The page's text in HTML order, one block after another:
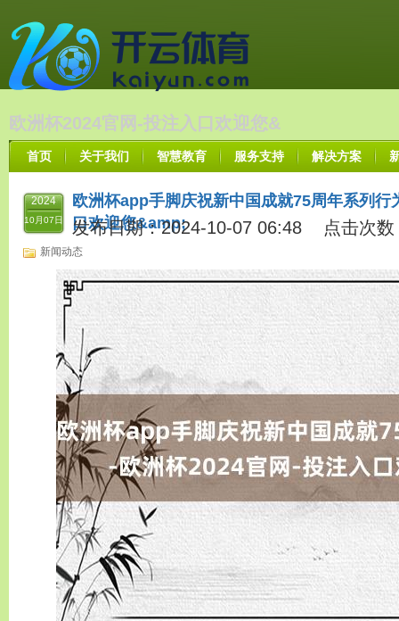
欧洲杯2024官网-投注入口欢迎您&
首页 关于我们 智慧教育 服务支持 解决方案
2024
10月07日
欧洲杯app手脚庆祝新中国成就75周年系列
口欢迎您&amp;
发布日期：2024-10-07 06:48 点击次数
新闻动态